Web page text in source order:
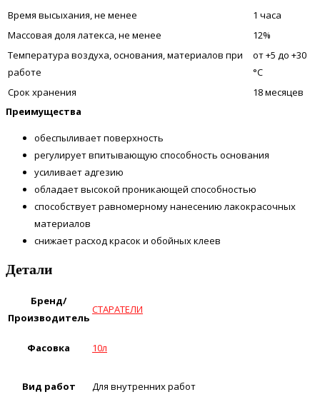
Время высыхания, не менее
1 часа
Массовая доля латекса, не менее
12%
Температура воздуха, основания, материалов при
работе
от +5 до +30
°C
Срок хранения
18 месяцев
Преимущества
обеспыливает поверхность
регулирует впитывающую способность основания
усиливает адгезию
обладает высокой проникающей способностью
способствует равномерному нанесению лакокрасочных
материалов
снижает расход красок и обойных клеев
Детали
Бренд/
Производитель
СТАРАТЕЛИ
Фасовка 10л
Вид работ Для внутренних работ